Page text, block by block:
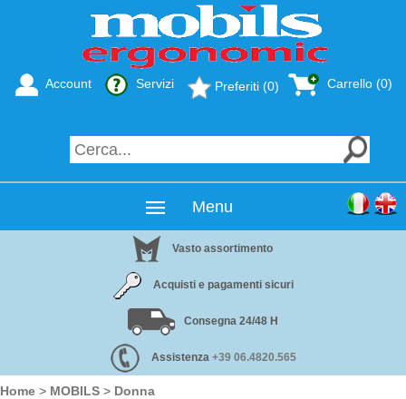
Carrello (0)
Preferiti (0)
Servizi
Account
Menu
Vasto assortimento
Acquisti e pagamenti sicuri
Consegna 24/48 H
Assistenza +39 06.4820.565
Home > MOBILS > Donna